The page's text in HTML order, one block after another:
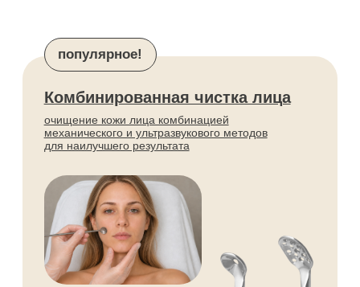
от 12 000 руб.
Лечение акне
терапия угревой сыпи,
воспалений и предотвращение
появления новых высыпаний
от 5 000 руб подробнее
Лечение сосудов